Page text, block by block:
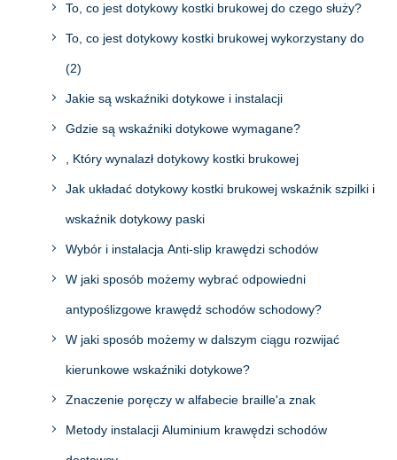
To, co jest dotykowy kostki brukowej do czego służy?
To, co jest dotykowy kostki brukowej wykorzystany do
(2)
Jakie są wskaźniki dotykowe i instalacji
Gdzie są wskaźniki dotykowe wymagane?
, Który wynalazł dotykowy kostki brukowej
Jak układać dotykowy kostki brukowej wskaźnik szpilki i
wskaźnik dotykowy paski
Wybór i instalacja Anti-slip krawędzi schodów
W jaki sposób możemy wybrać odpowiedni
antypoślizgowe krawędź schodów schodowy?
W jaki sposób możemy w dalszym ciągu rozwijać
kierunkowe wskaźniki dotykowe?
Znaczenie poręczy w alfabecie braille'a znak
Metody instalacji Aluminium krawędzi schodów